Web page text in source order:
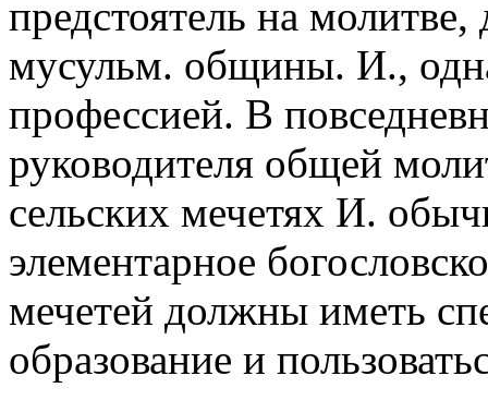
предстоятель на
мусульм. общины. И.,
профессией. В
руководителя общей
сельских мечетях И.
элементарное
мечетей должны иметь
образование и